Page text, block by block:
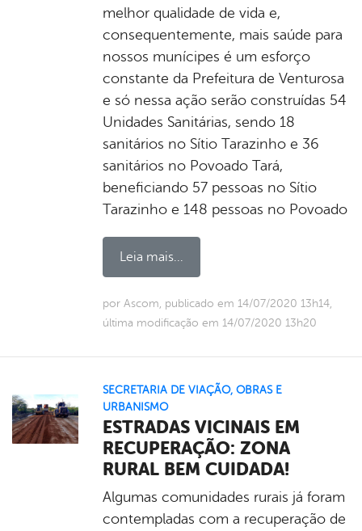
melhor qualidade de vida e,
consequentemente, mais saúde para
nossos munícipes é um esforço
constante da Prefeitura de Venturosa
e só nessa ação serão construídas 54
Unidades Sanitárias, sendo 18
sanitários no Sítio Tarazinho e 36
sanitários no Povoado Tará,
beneficiando 57 pessoas no Sítio
Tarazinho e 148 pessoas no Povoado
Leia mais...
por Ascom, publicado em 14/07/2020 13h14,
última modificação em 14/07/2020 13h20
SECRETARIA DE VIAÇÃO, OBRAS E
URBANISMO
ESTRADAS VICINAIS EM
RECUPERAÇÃO: ZONA
RURAL BEM CUIDADA!
Algumas comunidades rurais já foram
contempladas com a recuperação de